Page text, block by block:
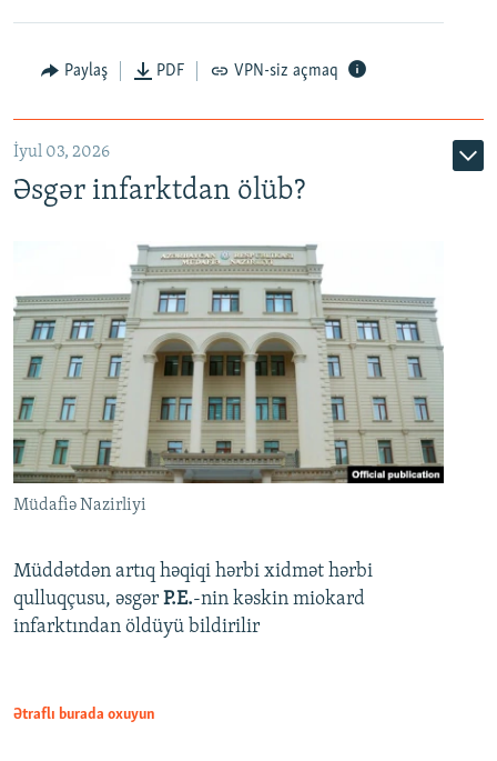
Auto 240p 360p 480p
720p 1080p
Paylaş PDF VPN-siz açmaq
İyul 03, 2026
Əsgər infarktdan ölüb?
Müdafiə Nazirliyi
Müddətdən artıq həqiqi hərbi xidmət hərbi
qulluqçusu, əsgər P.E.-nin kəskin miokard
infarktından öldüyü bildirilir
Ətraflı burada oxuyun